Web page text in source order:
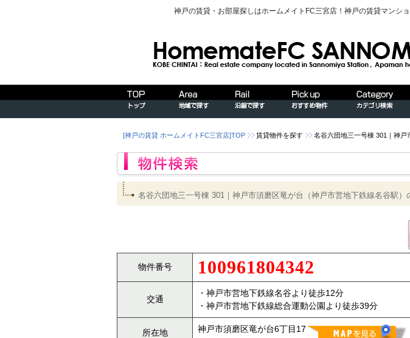
神戸の賃貸・お部屋探しはホームメイトFC三宮店！神戸の賃貸マンシ
[神戸の賃貸 ホームメイトFC三宮店]TOP 賃貸物件を探す 名谷六団地三一号棟 301｜神
名谷六団地三一号棟 301｜神戸市須磨区竜が台（神戸市営地下鉄線名谷駅）
物件番号 100961804342
交通
・神戸市営地下鉄線名谷より徒歩12分
・神戸市営地下鉄線総合運動公園より徒歩39分
所在地 神戸市須磨区竜が台6丁目17